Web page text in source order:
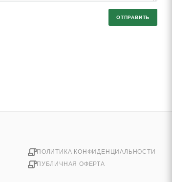
ОТПРАВИТЬ
ПОЛИТИКА КОНФИДЕНЦИАЛЬНОСТИ
ПУБЛИЧНАЯ ОФЕРТА